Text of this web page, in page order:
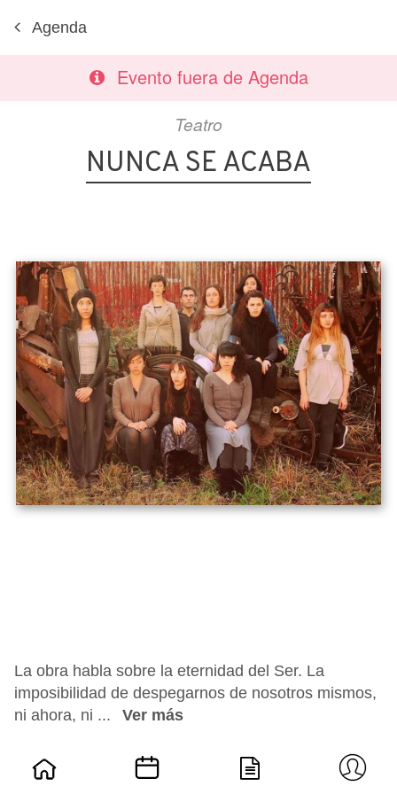
Agenda
Evento fuera de Agenda
Teatro
NUNCA SE ACABA
La obra habla sobre la eternidad del Ser. La
imposibilidad de despegarnos de nosotros mismos,
ni ahora, ni ...
Ver más